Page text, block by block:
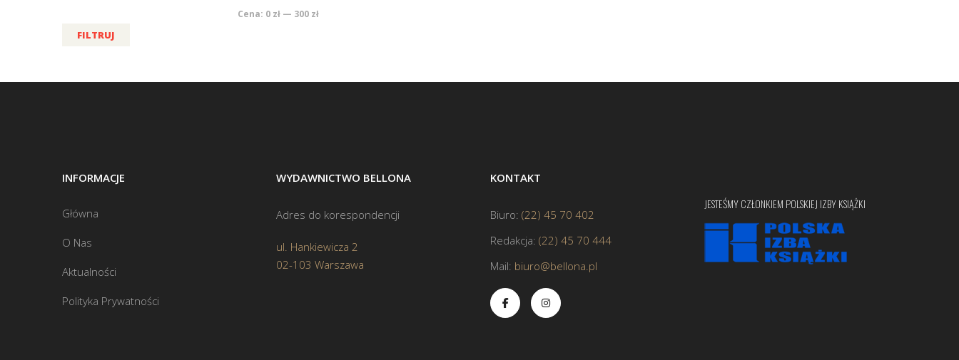
FILTRUJ
Cena: 0 zł — 300 zł
INFORMACJE
Główna
O Nas
Aktualności
Polityka Prywatności
WYDAWNICTWO BELLONA
Adres do korespondencji
ul. Hankiewicza 2
02-103 Warszawa
KONTAKT
Biuro: (22) 45 70 402
Redakcja: (22) 45 70 444
Mail: biuro@bellona.pl
JESTEŚMY CZŁONKIEM POLSKIEJ IZBY KSIĄŻKI